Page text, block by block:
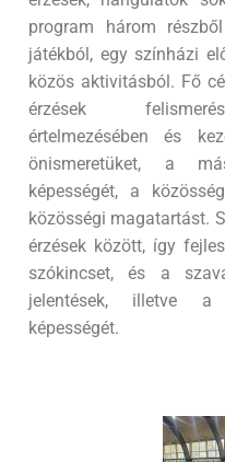
program három
játékból, egy színházi
közös aktivitásból. Fő
érzések
értelmezésében és
önismeretüket, a
képességét, a
közösségi magatartást.
érzések között, így
szókincset, és a
jelentések, illetve a
képességét.